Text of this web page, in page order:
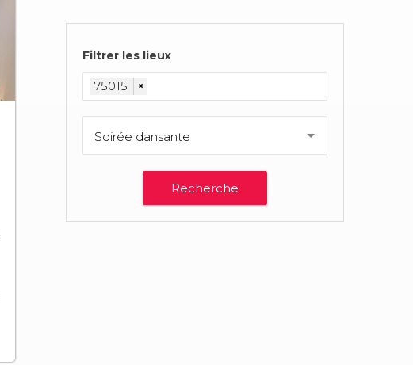
Filtrer les lieux
75015 ×
Soirée dansante